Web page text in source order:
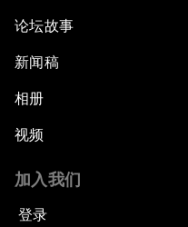
论坛故事
新闻稿
相册
视频
加入我们
登录